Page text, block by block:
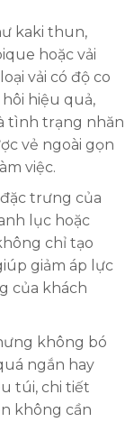
kaki thun,
hoặc vải
vải có độ co
hiệu quả,
tình trạng nhăn
vẻ ngoài gọn
việc.
trưng của
lục hoặc
chỉ tạo
giảm áp lực
của khách
không bó
ngắn hay
túi, chi tiết
không cần